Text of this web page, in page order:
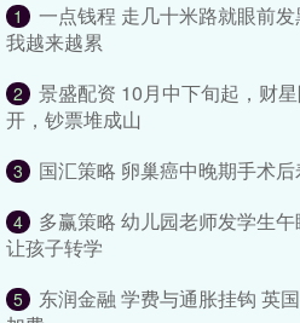
1
一点钱程 走几十米路就眼前
我越来越累
2
景盛配资 10月中下旬起，财
开，钞票堆成山
3 国汇策略 卵巢癌中晚期手术
4
多赢策略 幼儿园老师发学生
让孩子转学
5
东润金融 学费与通胀挂钩 英